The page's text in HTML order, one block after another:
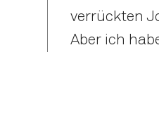
verrückten
Aber ich